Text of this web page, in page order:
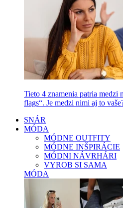
Tieto 4 znamenia patria medzi
flags“. Je medzi nimi aj to
SNÁR
MÓDA
MÓDNE OUTFITY
MÓDNE INŠPIRÁCIE
MÓDNI NÁVRHÁRI
VYROB SI SAMA
MÓDA